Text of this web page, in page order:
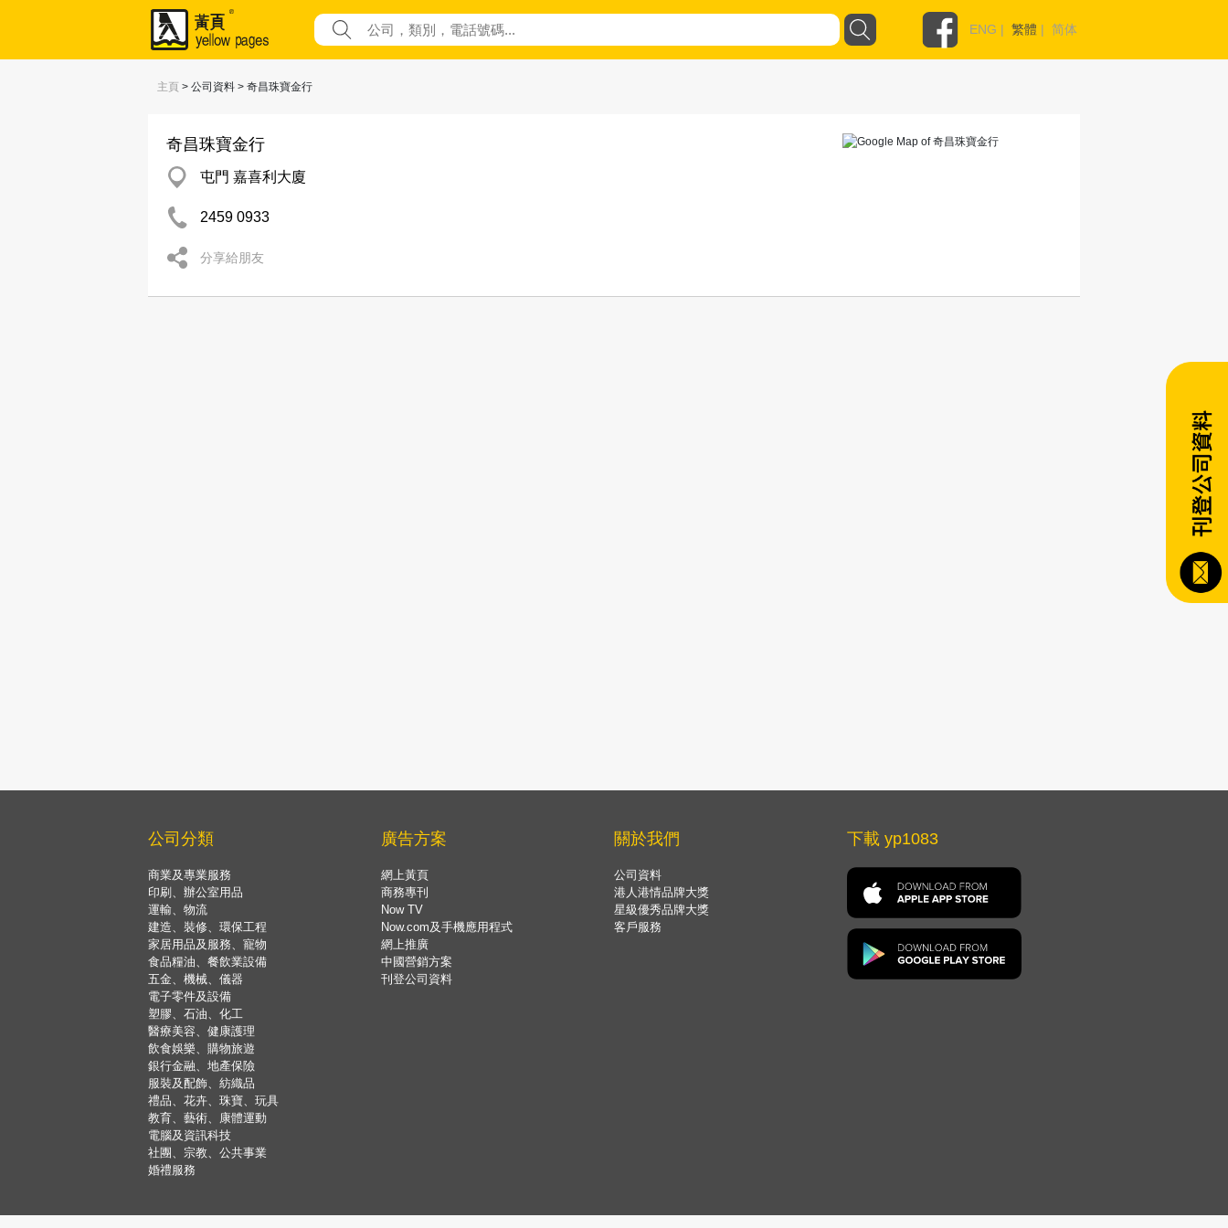
ENG | 繁體 | 简体
主頁 > 公司資料 > 奇昌珠寶金行
奇昌珠寶金行
屯門 嘉喜利大廈
2459 0933
分享給朋友
公司分類
商業及專業服務
印刷、辦公室用品
運輸、物流
建造、裝修、環保工程
家居用品及服務、寵物
食品糧油、餐飲業設備
五金、機械、儀器
電子零件及設備
塑膠、石油、化工
醫療美容、健康護理
飲食娛樂、購物旅遊
銀行金融、地產保險
服裝及配飾、紡織品
禮品、花卉、珠寶、玩具
教育、藝術、康體運動
電腦及資訊科技
社團、宗教、公共事業
婚禮服務
廣告方案
網上黃頁
商務專刊
Now TV
Now.com及手機應用程式
網上推廣
中國營銷方案
刊登公司資料
關於我們
公司資料
港人港情品牌大獎
星級優秀品牌大獎
客戶服務
下載 yp1083